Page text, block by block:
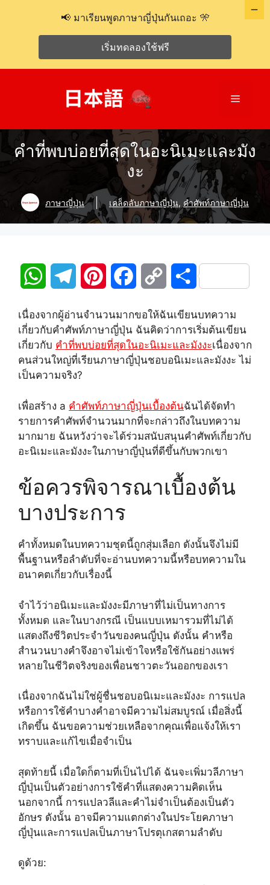
เมนู
คำที่พบบ่อยที่สุดในอะนิเมะและมัง
งะ
ภาษาญี่ปุ่น เคล็ดลับภาษาญี่ปุ่น, คำศัพท์ภาษาญี่ปุ่น
W
a
t
s
A
p
p
l
e
g
r
a
m
n
t
r
e
s
c
e
o
o
k
p
y
i
n
k
S
a
r
เนื่องจากผู้อ่านจำนวนมากขอให้ฉันเขียนบทความ
เกี่ยวกับคำศัพท์ภาษาญี่ปุ่น ฉันคิดว่าการเริ่มต้นเขียน
เกี่ยวกับ คำที่พบบ่อยที่สุดในอะนิเมะและมังงะเนื่องจาก
คนส่วนใหญ่ที่เรียนภาษาญี่ปุ่นชอบอนิเมะและมังงะ ไม่
เป็นความจริง?
เพื่อสร้าง a คำศัพท์ภาษาญี่ปุ่นเบื้องต้นฉันได้จัดทำ
รายการคำศัพท์จำนวนมากที่จะกล่าวถึงในบทความ
มากมาย ฉันหวังว่าจะได้ร่วมสนับสนุนคำศัพท์เกี่ยวกับ
อะนิเมะและมังงะในภาษาญี่ปุ่นที่ดีขึ้นกับพวกเขา
ข้อควรพิจารณาเบื้องต้น
บางประการ
คำทั้งหมดในบทความชุดนี้ถูกสุ่มเลือก ดังนั้นจึงไม่มี
พื้นฐานหรือลำดับที่จะอ่านบทความนี้หรือบทความใน
อนาคตเกี่ยวกับเรื่องนี้
จำไว้ว่าอนิเมะและมังงะมีภาษาที่ไม่เป็นทางการ
ทั้งหมด และในบางกรณี เป็นแบบเหมารวมที่ไม่ได้
แสดงถึงชีวิตประจำวันของคนญี่ปุ่น ดังนั้น คำหรือ
สำนวนบางคำจึงอาจไม่เข้าใจหรือใช้กันอย่างแพร่
หลายในชีวิตจริงของเพื่อนชาวตะวันออกของเรา
เนื่องจากฉันไม่ใช่ผู้ชื่นชอบอนิเมะและมังงะ การแปล
หรือการใช้คำบางคำอาจมีความไม่สมบูรณ์ เมื่อสิ่งนี้
เกิดขึ้น ฉันขอความช่วยเหลือจากคุณเพื่อแจ้งให้เรา
ทราบและแก้ไขเมื่อจำเป็น
สุดท้ายนี้ เมื่อใดก็ตามที่เป็นไปได้ ฉันจะเพิ่มวลีภาษา
ญี่ปุ่นเป็นตัวอย่างการใช้คำที่แสดงความคิดเห็น
นอกจากนี้ การแปลวลีและคำไม่จำเป็นต้องเป็นตัว
อักษร ดังนั้น อาจมีความแตกต่างในประโยคภาษา
ญี่ปุ่นและการแปลเป็นภาษาโปรตุเกสตามลำดับ
ดูด้วย:
📢 มาเรียนพูดภาษาญี่ปุ่นกันเถอะ 🎌
เริ่มทดลองใช้ฟรี